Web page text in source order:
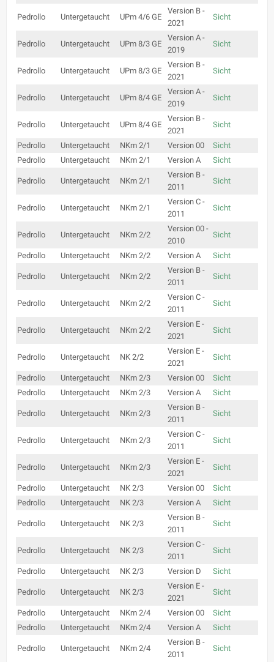
Pedrollo Untergetaucht UPm 4/6 GE
Version B -
2021
Sicht
Pedrollo Untergetaucht UPm 8/3 GE
Version A -
2019
Sicht
Pedrollo Untergetaucht UPm 8/3 GE
Version B -
2021
Sicht
Pedrollo Untergetaucht UPm 8/4 GE
Version A -
2019
Sicht
Pedrollo Untergetaucht UPm 8/4 GE
Version B -
2021
Sicht
Pedrollo Untergetaucht NKm 2/1 Version 00
Sicht
Pedrollo
Untergetaucht NKm 2/1 Version A Sicht
Pedrollo Untergetaucht NKm 2/1
Version B -
2011
Sicht
Pedrollo Untergetaucht NKm 2/1
Version C -
2011
Sicht
Pedrollo Untergetaucht NKm 2/2
Version 00 -
2010
Sicht
Pedrollo Untergetaucht NKm 2/2 Version A Sicht
Pedrollo Untergetaucht NKm 2/2
Version B -
2011
Sicht
Pedrollo Untergetaucht NKm 2/2
Version C -
2011
Sicht
Pedrollo Untergetaucht NKm 2/2
Version E -
2021
Sicht
Pedrollo Untergetaucht NK 2/2
Version E -
2021
Sicht
Pedrollo Untergetaucht NKm 2/3 Version 00
Sicht
Pedrollo
Untergetaucht NKm 2/3 Version A Sicht
Pedrollo Untergetaucht NKm 2/3
Version B -
2011
Sicht
Pedrollo Untergetaucht NKm 2/3
Version C -
2011
Sicht
Pedrollo Untergetaucht NKm 2/3
Version E -
2021
Sicht
Pedrollo Untergetaucht NK 2/3 Version 00
Sicht
Pedrollo
Untergetaucht NK 2/3 Version A Sicht
Pedrollo Untergetaucht NK 2/3
Version B -
2011
Sicht
Pedrollo Untergetaucht NK 2/3
Version C -
2011
Sicht
Pedrollo Untergetaucht NK 2/3 Version D Sicht
Pedrollo Untergetaucht NK 2/3
Version E -
2021
Sicht
Pedrollo Untergetaucht NKm 2/4 Version 00
Sicht
Pedrollo
Untergetaucht NKm 2/4 Version A Sicht
Pedrollo Untergetaucht NKm 2/4
Version B -
2011
Sicht